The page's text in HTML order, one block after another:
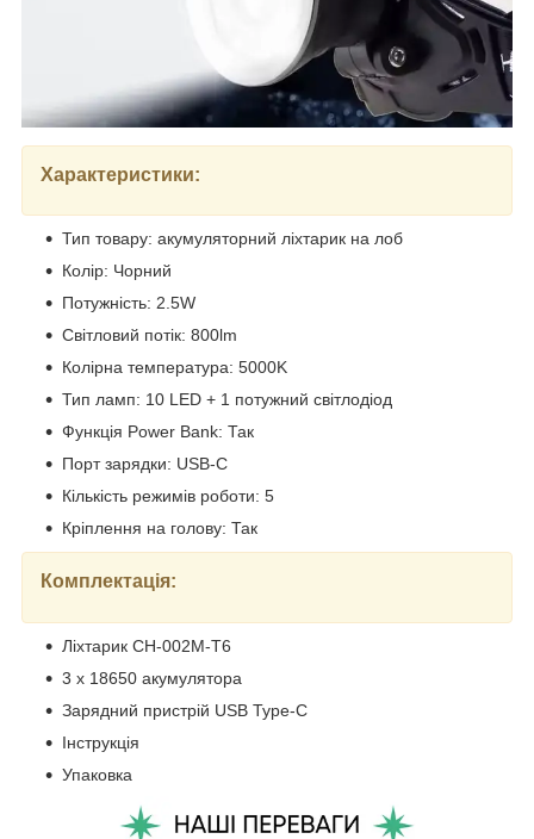
Характеристики:
Тип товару: акумуляторний ліхтарик на лоб
Колір: Чорний
Потужність: 2.5W
Світловий потік: 800lm
Колірна температура: 5000K
Тип ламп: 10 LED + 1 потужний світлодіод
Функція Power Bank: Так
Порт зарядки: USB-C
Кількість режимів роботи: 5
Кріплення на голову: Так
Комплектація:
Ліхтарик CH-002M-T6
3 х 18650 акумулятора
Зарядний пристрій USB Type-C
Інструкція
Упаковка